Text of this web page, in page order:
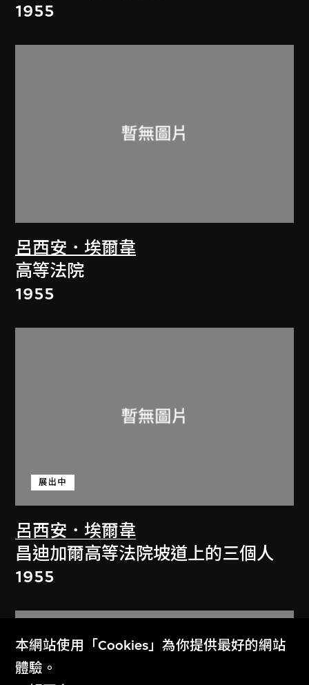
1955
呂西安．埃爾韋
高等法院
1955
呂西安．埃爾韋
展出中
昌迪加爾高等法院坡道上的三個人
1955
本網站使用「Cookies」為你提供最好的網站
體驗。